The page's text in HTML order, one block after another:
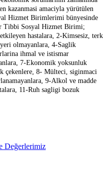
kazanmasi amaciyla yürütülen
Hizmet Birimlerimi bünyesinde
Tibbi Sosyal Hizmet Birimi;
hastalara, 2-Kimsesiz, terk
olmayanlara, 4-Saglik
ihmal ve istismar
7-Ekonomik yoksunluk
çekenlere, 8- Mülteci, siginmaci
9-Alkol ve madde
11-Ruh sagligi bozuk
Değerlerimiz